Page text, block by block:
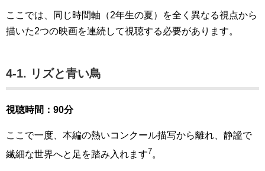
ここでは、同じ時間軸（2年生の夏）を全く異なる視点から
描いた2つの映画を連続して視聴する必要があります。
4-1. リズと青い鳥
視聴時間：90分
ここで一度、本編の熱いコンクール描写から離れ、静謐で
繊細な世界へと足を踏み入れます7。